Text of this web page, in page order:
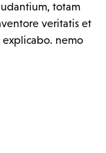
totam
veritatis et
explicabo. nemo